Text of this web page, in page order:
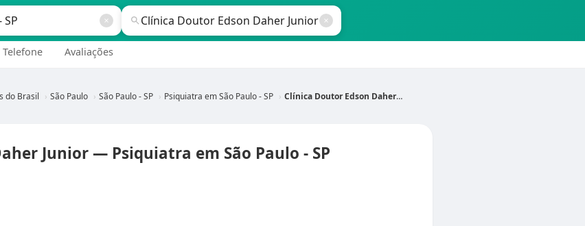
Telefone Avaliações
do Brasil São Paulo São Paulo - SP Psiquiatra em São Paulo - SP Clínica Doutor Edson Daher Junior
Junior — Psiquiatra em São Paulo - SP